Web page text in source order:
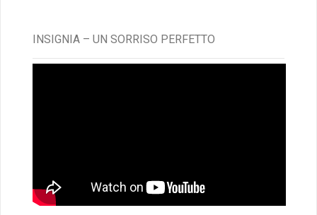
INSIGNIA – UN SORRISO PERFETTO